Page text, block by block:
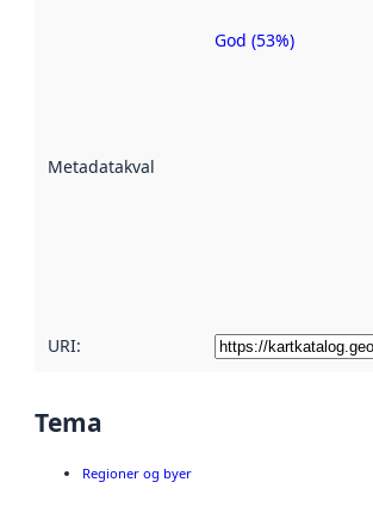
Metadatakvalitet
Metadatakvalitet
God (53%)
URI:
Tema
Regioner og byer